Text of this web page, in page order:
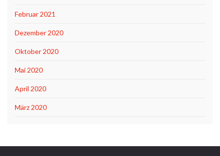
Februar 2021
Dezember 2020
Oktober 2020
Mai 2020
April 2020
März 2020